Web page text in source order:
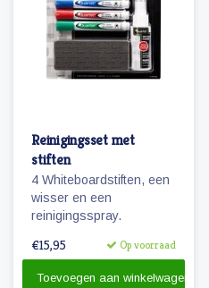
Reinigingsset met
stiften
4 Whiteboardstiften, een
wisser en een
reinigingsspray.
€15,95 Op voorraad
Toevoegen aan winkelwagen